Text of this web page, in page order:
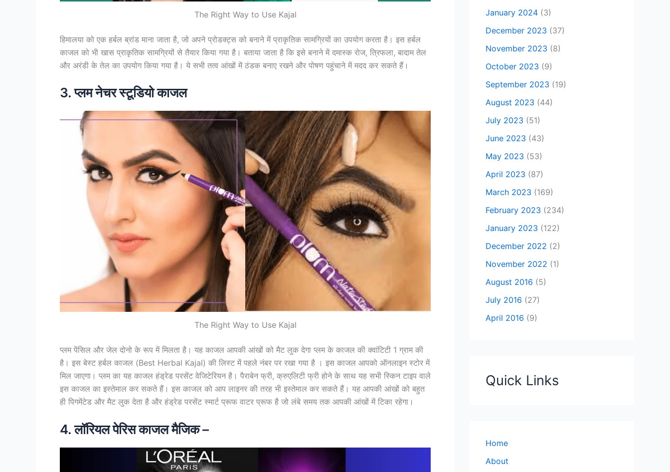
The Right Way to Use Kajal
हिमालया को एक हर्बल ब्रांड माना जाता है, जो अपने प्रोडक्ट्स को बनाने में प्राकृतिक सामग्रियों का उपयोग करता है। इस हर्बल
काजल को भी खास प्राकृतिक सामग्रियों से तैयार किया गया है। बताया जाता है कि इसे बनाने में दमास्क रोज, त्रिफला, बादाम तेल
और अरंडी के तेल का उपयोग किया गया है। ये सभी तत्व आंखों में ठंडक बनाए रखने और पोषण पहुंचाने में मदद कर सकते हैं।
3. प्लम नेचर स्टूडियो काजल
The Right Way to Use Kajal
प्लम पेंसिल और जेल दोनो के रूप में मिलता है। यह काजल आपकी आंखों को मैट लुक देगा प्लम के काजल की क्वांटिटी 1 ग्राम की
है। इस बेस्ट हर्बल काजल (Best Herbal Kajal) की लिस्ट में पहले नंबर पर रखा गया है । इस काजल आपको ऑनलाइन स्टोर में
मिल जाएगा। प्लम का यह काजल हंड्रेड परसेंट वेजिटेरियन है। पैराबेन फ्री, क्रुएलिटी फ्री होने के साथ यह सभी स्किन टाइप वाले
इस काजल का इस्तेमाल कर सकते हैं। इस काजल को आप लाइनर की तरह भी इस्तेमाल कर सकते हैं। यह आपकी आंखों को बहुत
ही पिगमेंटेड और मैट लुक देता है और हंड्रेड परसेंट स्मार्ट प्रूफ वाटर प्रूफ है जो लंबे समय तक आपकी आंखों में टिका रहेगा।
4. लॉरियल पेरिस काजल मैजिक –
January 2024 (3)
December 2023 (37)
November 2023 (8)
October 2023 (9)
September 2023 (19)
August 2023 (44)
July 2023 (51)
June 2023 (43)
May 2023 (53)
April 2023 (87)
March 2023 (169)
February 2023 (234)
January 2023 (122)
December 2022 (2)
November 2022 (1)
August 2016 (5)
July 2016 (27)
April 2016 (9)
Quick Links
Home
About